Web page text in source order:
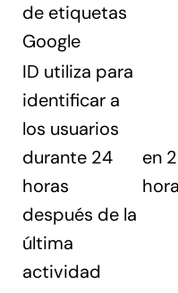
de etiquetas
Google
ID utiliza para
identificar a
los usuarios
durante 24
horas
después de la
última
actividad
en